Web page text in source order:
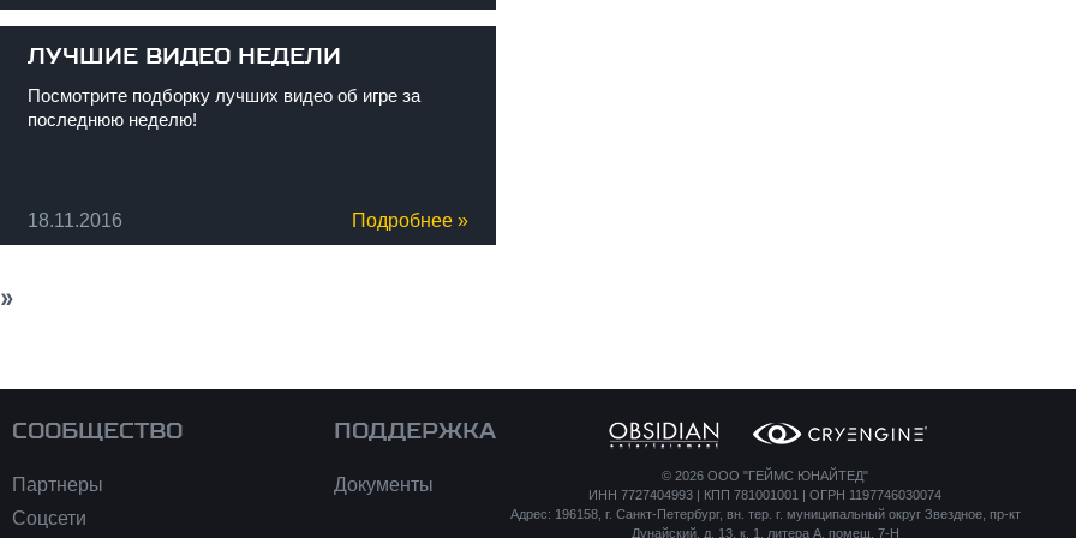
Подробнее »
ЛУЧШИЕ ВИДЕО НЕДЕЛИ
18.11.2016
Посмотрите подборку лучших видео об игре за
последнюю неделю!
следующая ›
СООБЩЕСТВО
Партнеры
Соцсети
ПОДДЕРЖКА
Документы © 2026 ООО "ГЕЙМС ЮНАЙТЕД"
ИНН 7727404993 | КПП 781001001 | ОГРН 1197746030074
Адрес: 196158, г. Санкт-Петербург, вн. тер. г. муниципальный округ Звездное, пр-кт
Дунайский, д. 13, к. 1, литера А, помещ. 7-Н